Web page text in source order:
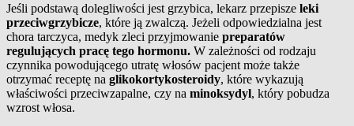
Jeśli podstawą dolegliwości jest grzybica, lekarz przepisze leki
przeciwgrzybicze, które ją zwalczą. Jeżeli odpowiedzialna jest
chora tarczyca, medyk zleci przyjmowanie preparatów
regulujących pracę tego hormonu. W zależności od rodzaju
czynnika powodującego utratę włosów pacjent może także
otrzymać receptę na glikokortykosteroidy, które wykazują
właściwości przeciwzapalne, czy na minoksydyl, który pobudza
wzrost włosa.